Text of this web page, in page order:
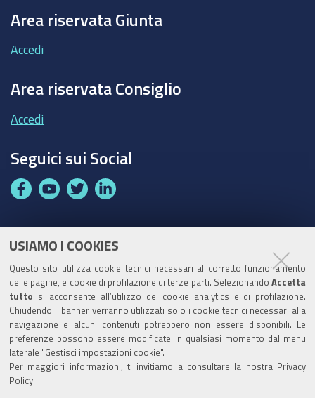
USIAMO I COOKIES
Questo sito utilizza cookie tecnici necessari al corretto funzionamento
delle pagine, e cookie di profilazione di terze parti. Selezionando Accetta
tutto si acconsente all’utilizzo dei cookie analytics e di profilazione.
Chiudendo il banner verranno utilizzati solo i cookie tecnici necessari alla
navigazione e alcuni contenuti potrebbero non essere disponibili. Le
preferenze possono essere modificate in qualsiasi momento dal menu
laterale "Gestisci impostazioni cookie".
Per maggiori informazioni, ti invitiamo a consultare la nostra
Privacy
Policy
Area riservata Giunta
Accedi
Area riservata Consiglio
Accedi
Seguici sui Social
F
c
e
b
o
o
Y
u
t
b
e
T
i
t
e
r
L
n
k
d
I
n
Codice Univoco Ufficio:UF1SDE
I soggetti privati potranno effettuare i pagamenti
tramite PagoPA con Modalità diretta o con Avviso di
pagamento al seguente linkPaga con PagoPA
Codice IBAN per le pubbliche amministrazioni